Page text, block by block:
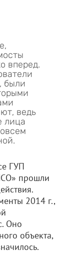
вперед.
были
ведь
лица
ГУП
прошли
2014 г.,
Оно
объекта,